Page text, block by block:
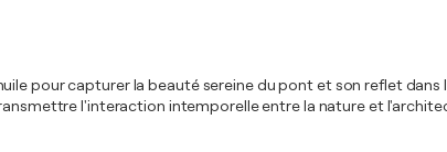
pour capturer la beauté sereine du pont et son reflet dans
l'interaction intemporelle entre la nature et